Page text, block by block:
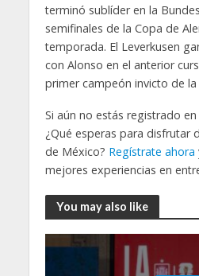
terminó sublíder en la
semifinales de la Copa de
temporada. El Leverkusen
con Alonso en el anterior
primer campeón invicto de la
Si aún no estás registrado
¿Qué esperas para disfrutar
de México? Regístrate ahora
mejores experiencias en
You may also like